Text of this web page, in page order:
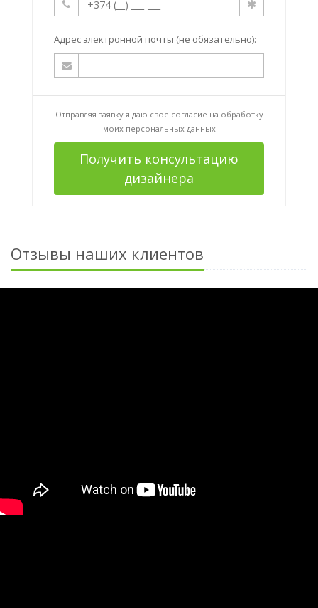
Адрес электронной почты (не обязательно):
Отправляя заявку я даю свое согласие на обработку
моих персональных данных
Получить консультацию
дизайнера
Отзывы наших клиентов